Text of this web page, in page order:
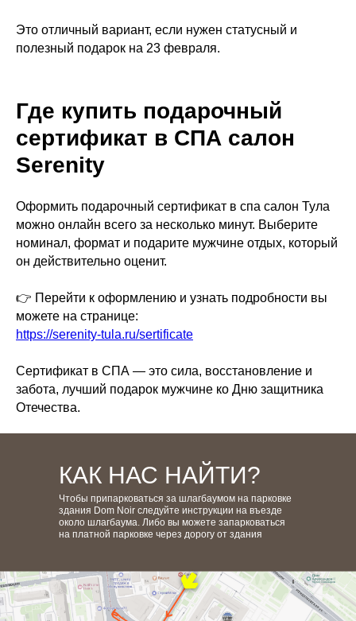
записаться
онлайн
Это отличный вариант, если нужен статусный и
полезный подарок на 23 февраля.
Где купить подарочный
сертификат в СПА салон
Serenity
Оформить подарочный сертификат в спа салон Тула
можно онлайн всего за несколько минут. Выберите
номинал, формат и подарите мужчине отдых, который
он действительно оценит.
👉 Перейти к оформлению и узнать подробности вы
можете на странице:
https://serenity-tula.ru/sertificate
Сертификат в СПА — это сила, восстановление и
забота, лучший подарок мужчине ко Дню защитника
Отечества.
КАК НАС НАЙТИ?
Чтобы припарковаться за шлагбаумом на парковке
здания Dom Noir следуйте инструкции на въезде
около шлагбаума. Либо вы можете запарковаться
на платной парковке через дорогу от здания